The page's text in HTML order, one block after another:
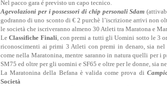
Nel pacco gara é previsto un capo tecnico.
Agevolazioni per i possessori di chip personali Sdam
godranno di uno sconto di € 2 purchè l’iscrizione arrivi non
le società che iscriveranno almeno 30 Atleti tra Maratona e
LeClassifiche Finali, con premi a tutti gli Uomini sotto le 3
riconoscimenti ai primi 3 Atleti con premi in denaro, sia
come nella Maratonina, mentre saranno in natura quelli per i
SM75 ed oltre per gli uomini e SF65 e oltre per le donne, sia
La Maratonina della Befana è valida come prova di
Società